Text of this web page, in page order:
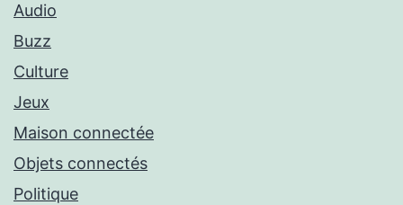
Audio
Buzz
Culture
Jeux
Maison connectée
Objets connectés
Politique